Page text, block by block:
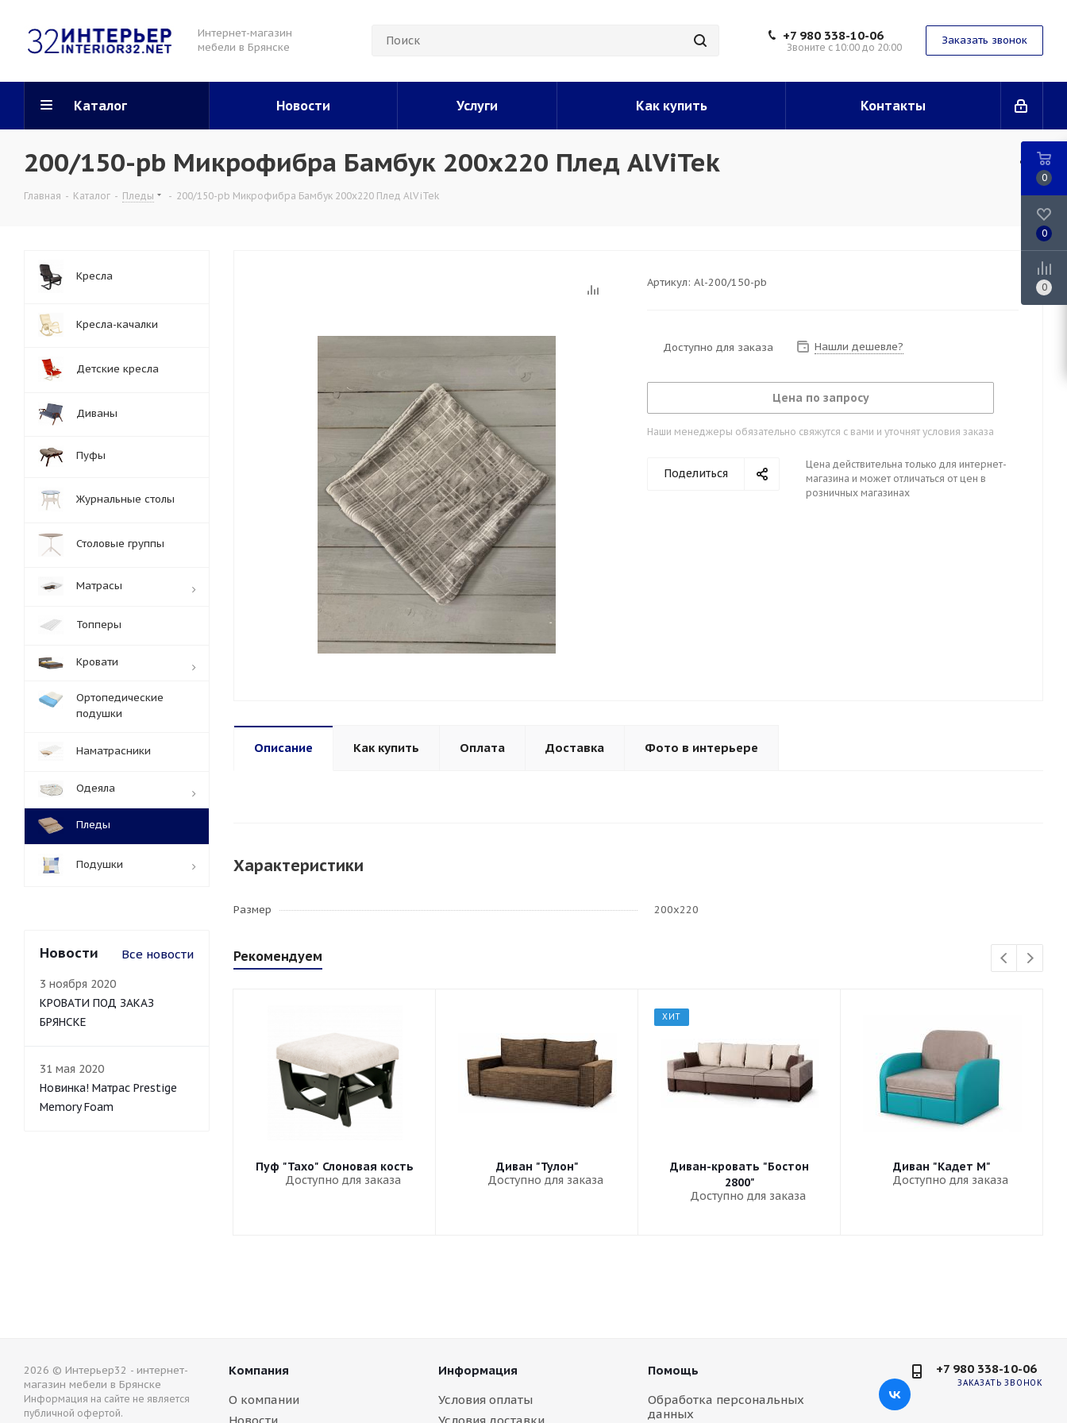
Интернет-магазин
мебели в Брянске
+7 980 338-10-06
Звоните с 10:00 до 20:00
Заказать звонок
Каталог Новости Услуги Как купить Контакты
200/150-pb Микрофибра Бамбук 200х220 Плед AlViTek
Главная - Каталог - Пледы - 200/150-pb Микрофибра Бамбук 200х220 Плед AlViTek
Артикул: Al-200/150-pb
Доступно для заказа Нашли дешевле?
Цена по запросу
Наши менеджеры обязательно свяжутся с вами и уточнят условия заказа
Поделиться
Цена действительна только для интернет-
магазина и может отличаться от цен в
розничных магазинах
Описание Как купить Оплата Доставка Фото в интерьере
Характеристики
Размер 200х220
Рекомендуем
Пуф "Тахо" Слоновая кость
Доступно для заказа
Диван "Тулон"
Доступно для заказа
ХИТ
Диван-кровать "Бостон
2800"
Доступно для заказа
Диван "Кадет М"
Доступно для заказа
Кресла
Кресла-качалки
Детские кресла
Диваны
Пуфы
Журнальные столы
Столовые группы
Матрасы
Топперы
Кровати
Ортопедические
подушки
Наматрасники
Одеяла
Пледы
Подушки
Новости Все новости
3 ноября 2020
КРОВАТИ ПОД ЗАКАЗ
БРЯНСКЕ
31 мая 2020
Новинка! Матрас Prestige
Memory Foam
2026 © Интерьер32 - интернет-
магазин мебели в Брянске
Информация на сайте не является
публичной офертой.
Компания
О компании
Информация
Условия оплаты
Помощь
Обработка персональных
данных
+7 980 338-10-06
ЗАКАЗАТЬ ЗВОНОК
0
0
0